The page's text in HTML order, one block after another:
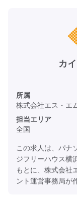
カ
所属
株式会社エス・エ
担当エリア
全国
この求人は、パナ
ジフリーハウス横
もとに、株式会社
ント運営事務局が